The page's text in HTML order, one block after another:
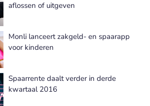
aflossen of uitgeven
Monli lanceert zakgeld- en spaarapp
voor kinderen
Spaarrente daalt verder in derde
kwartaal 2016